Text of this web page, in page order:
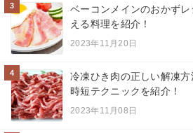
3
ベーコンメインのおかず
える料理を紹介！
2023年11月20日
4
冷凍ひき肉の正しい解凍
時短テクニックを紹介！
2023年11月08日